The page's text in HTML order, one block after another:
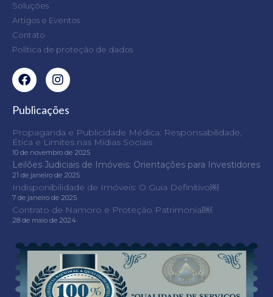
Soluções
Artigos e Eventos
Contato
Política de proteção de dados
Publicações
Propaganda e Publicidade Médica: Responsabilidade,
Ética e Limites nas Mídias Sociais
10 de novembro de 2025
Leilões Judiciais de Imóveis: Orientações para Investidores
21 de janeiro de 2025
Indisponibilidade de Imóveis: O Guia Definitivo￼
7 de janeiro de 2025
Contrato de Namoro e Proteção Patrimonial￼
28 de maio de 2024